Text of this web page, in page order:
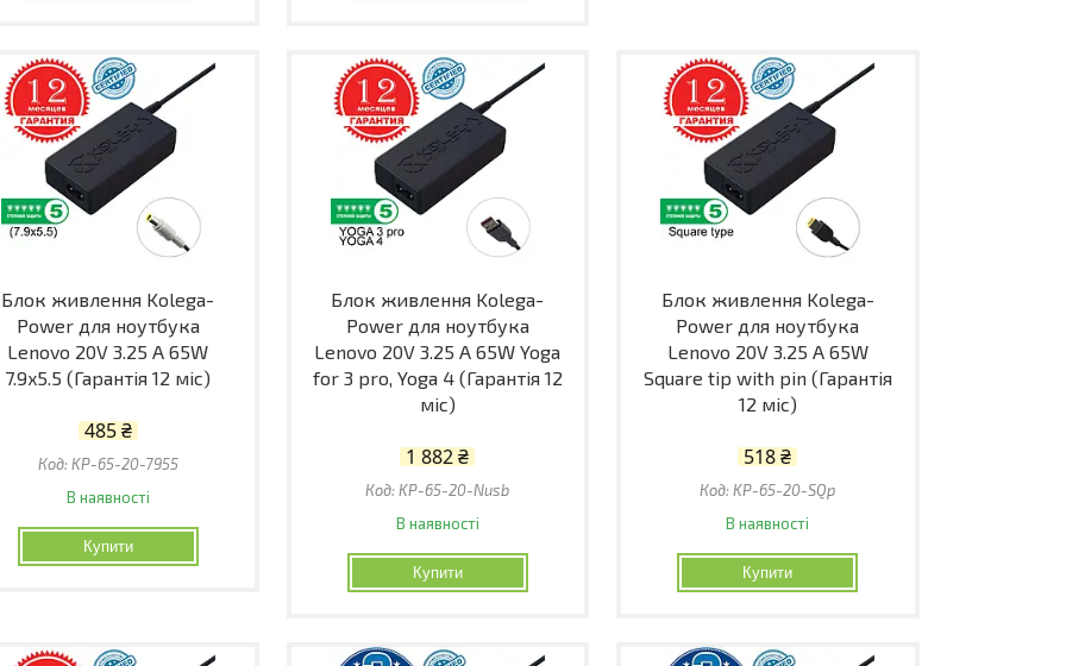
Блок живлення Kolega-
Power для ноутбука
Lenovo 20V 3.25 A 65W
7.9x5.5 (Гарантія 12 міс)
485 ₴
KP-65-20-7955
В наявності
Купити
Блок живлення Kolega-
Power для ноутбука
Lenovo 20V 3.25 A 65W Yoga
for 3 pro, Yoga 4 (Гарантія 12
міс)
1 882 ₴
KP-65-20-Nusb
В наявності
Купити
Блок живлення Kolega-
Power для ноутбука
Lenovo 20V 3.25 A 65W
Square tip with pin (Гарантія
12 міс)
518 ₴
KP-65-20-SQp
В наявності
Купити